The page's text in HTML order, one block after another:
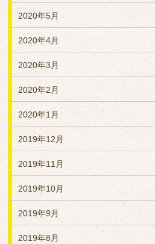
2020年5月
2020年4月
2020年3月
2020年2月
2020年1月
2019年12月
2019年11月
2019年10月
2019年9月
2019年8月